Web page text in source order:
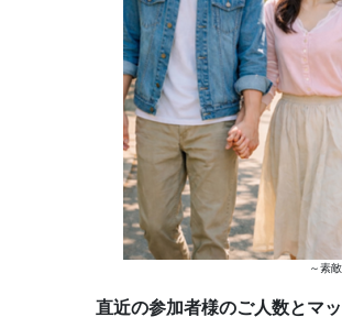
～素
直近の参加者様のご人数とマ